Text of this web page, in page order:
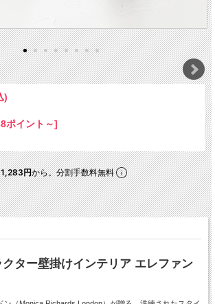
)
ポイント～]
円から。分割手数料無料
ター壁掛けインテリア エレファン